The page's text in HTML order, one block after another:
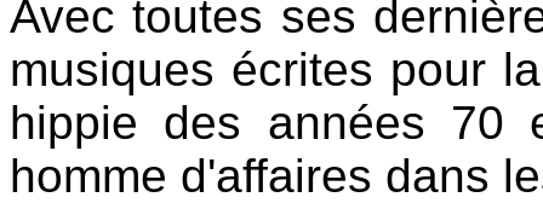
Avec toutes ses
musiques écrites pour
hippie des années 70
homme d'affaires dans